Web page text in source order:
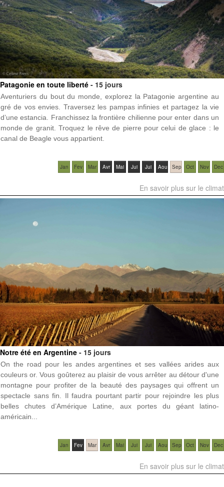
Patagonie en toute liberté - 15 jours
Aventuriers du bout du monde, explorez la Patagonie argentine au
gré de vos envies. Traversez les pampas infinies et partagez la vie
d’une estancia. Franchissez la frontière chilienne pour enter dans un
monde de granit. Troquez le rêve de pierre pour celui de glace : le
canal de Beagle vous appartient.
Jan Fev Mar Avr Mai Jui Jui Aou Sep Oct Nov Dec
En savoir plus sur le climat
Notre été en Argentine - 15 jours
On the road pour les andes argentines et ses vallées arides aux
couleurs or. Vous goûterez au plaisir de vous arrêter au détour d'une
montagne pour profiter de la beauté des paysages qui offrent un
spectacle sans fin. Il faudra pourtant partir pour rejoindre les plus
belles chutes d’Amérique Latine, aux portes du géant latino-
américain...
Jan Fev Mar Avr Mai Jui Jui Aou Sep Oct Nov Dec
En savoir plus sur le climat